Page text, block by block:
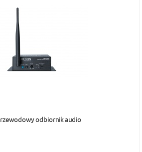
odbiornik audio